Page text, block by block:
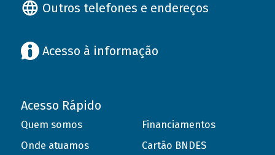
Outros telefones e endereços
Acesso à informação
Acesso Rápido
Quem somos
Onde atuamos
Financiamentos
Cartão BNDES